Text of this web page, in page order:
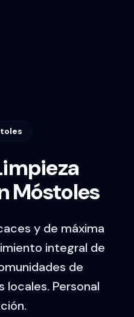
Móstoles
y de máxima
integral de
de
Personal